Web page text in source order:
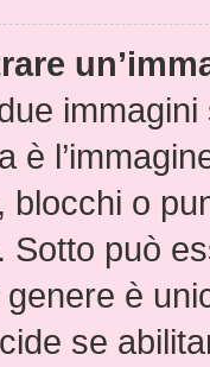
è
blocchi o
può
è
se